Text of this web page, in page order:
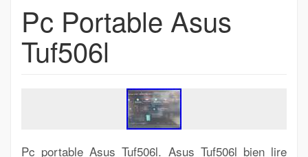
Pc Portable Asus
Tuf506l
Pc portable Asus Tuf506l. Asus Tuf506l bien lire